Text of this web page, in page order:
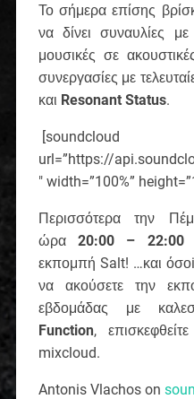
Το σήμερα επίσης
να δίνει συναυλίες
μουσικές σε
συνεργασίες με
και Resonant Status.
[soundcloud
url=”https://
″ width=”100%”
Περισσότερα την
ώρα20:00 – 22:00
εκπομπή Salt! …και όσοi
να ακούσετε την
εβδομάδας με
Function,
mixcloud.
Antonis Vlachos on